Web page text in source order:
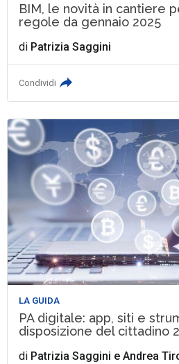
BIM, le novità in cantiere
regole da gennaio 2025
di Patrizia Saggini
Condividi
LA GUIDA
PA digitale: app, siti e
disposizione del cittadino
di Patrizia Saggini eAndrea